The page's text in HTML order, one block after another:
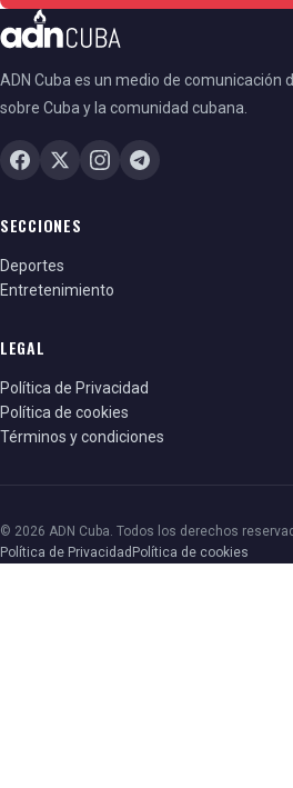
ADN Cuba es un medio de comunicación
sobre Cuba y la comunidad cubana.
SECCIONES
Deportes
Entretenimiento
LEGAL
Política de Privacidad
Política de cookies
Términos y condiciones
© 2026 ADN Cuba. Todos los derechos
Política de Privacidad Política de cookies